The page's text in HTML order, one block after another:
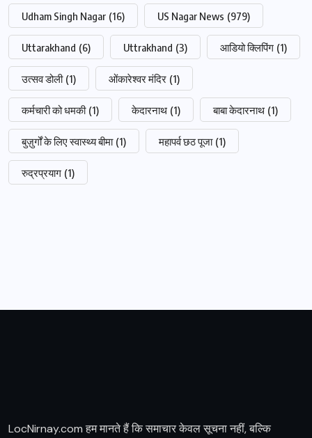
Udham Singh Nagar (16) US Nagar News (979)
Uttarakhand (6) Uttrakhand (3) आडियो क्लिपिंग (1)
उत्सव डोली (1) ओंकारेश्वर मंदिर (1)
कर्मचारी को धमकी (1) केदारनाथ (1) बाबा केदारनाथ (1)
बुज़ुर्गों के लिए स्वास्थ्य बीमा (1) महापर्व छठ पूजा (1)
रुद्रप्रयाग (1)
LocNirnay.com हम मानते हैं कि समाचार केवल सूचना नहीं, बल्कि